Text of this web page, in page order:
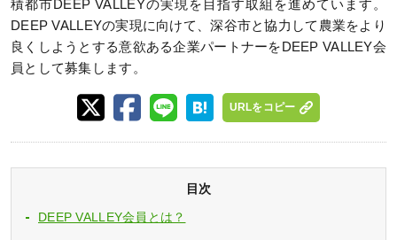
積都市DEEP VALLEYの実現を目指す取組を進めています。
DEEP VALLEYの実現に向けて、深谷市と協力して農業をより
良くしようとする意欲ある企業パートナーをDEEP VALLEY会
員として募集します。
URLをコピー
目次
DEEP VALLEY会員とは？